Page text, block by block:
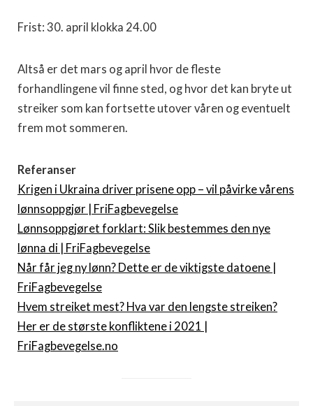
Frist: 30. april klokka 24.00
Altså er det mars og april hvor de fleste
forhandlingene vil finne sted, og hvor det kan bryte ut
streiker som kan fortsette utover våren og eventuelt
frem mot sommeren.
Referanser
Krigen i Ukraina driver prisene opp – vil påvirke vårens
lønnsoppgjør | FriFagbevegelse
Lønnsoppgjøret forklart: Slik bestemmes den nye
lønna di | FriFagbevegelse
Når får jeg ny lønn? Dette er de viktigste datoene |
FriFagbevegelse
Hvem streiket mest? Hva var den lengste streiken?
Her er de største konfliktene i 2021 |
FriFagbevegelse.no